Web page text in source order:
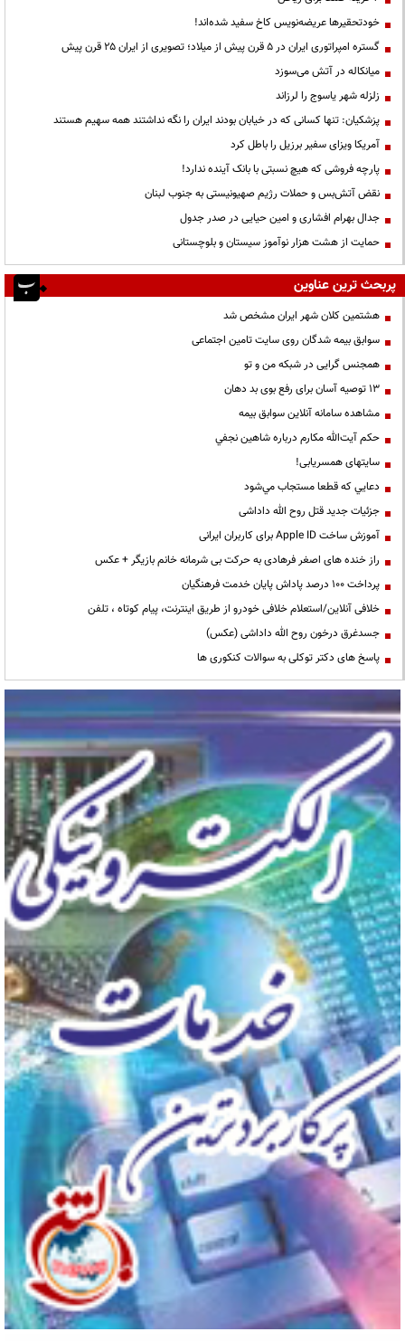
خودتحقیرها عریضه‌نویس کاخ سفید شده‌اند!
گستره امپراتوری ایران در ۵ قرن پیش از میلاد؛ تصویری از ایران ۲۵ قرن پیش
میانکاله در آتش می‌سوزد
زلزله شهر یاسوج را لرزاند
پزشکیان: تنها کسانی که در خیابان بودند ایران را نگه نداشتند همه سهیم هستند
آمریکا ویزای سفیر برزیل را باطل کرد
پارچه فروشی که هیچ نسبتی با بانک آینده ندارد!
نقض آتش‌بس و حملات رژیم صهیونیستی به جنوب لبنان
جدال بهرام افشاری و امین حیایی در صدر جدول
حمایت از هشت هزار نوآموز سیستان و بلوچستانی
پربحث ترین عناوین
هشتمین کلان شهر ایران مشخص شد
سوابق بیمه شدگان روی سایت تامین اجتماعی
همجنس گرایی در شبکه من و تو
13 توصیه آسان برای رفع بوی بد دهان
مشاهده سامانه آنلاين سوابق بیمه
حكم آيت‌الله مكارم درباره شاهين نجفي
سایتهای همسریابی!
دعايي كه قطعا مستجاب مي‌شود
جزئیات جدید قتل روح الله داداشی
آموزش ساخت Apple ID برای کاربران ایرانی
راز خنده های اصغر فرهادی به حرکت بی شرمانه خانم بازیگر + عکس
پرداخت ۱۰۰ درصد پاداش پایان خدمت فرهنگیان
خلافی آنلاین/استعلام خلافی خودرو از طریق اینترنت، پیام کوتاه ، تلفن
جسدغرق درخون روح الله داداشی (عکس)
پاسخ های دکتر توکلی به سوالات کنکوری ها